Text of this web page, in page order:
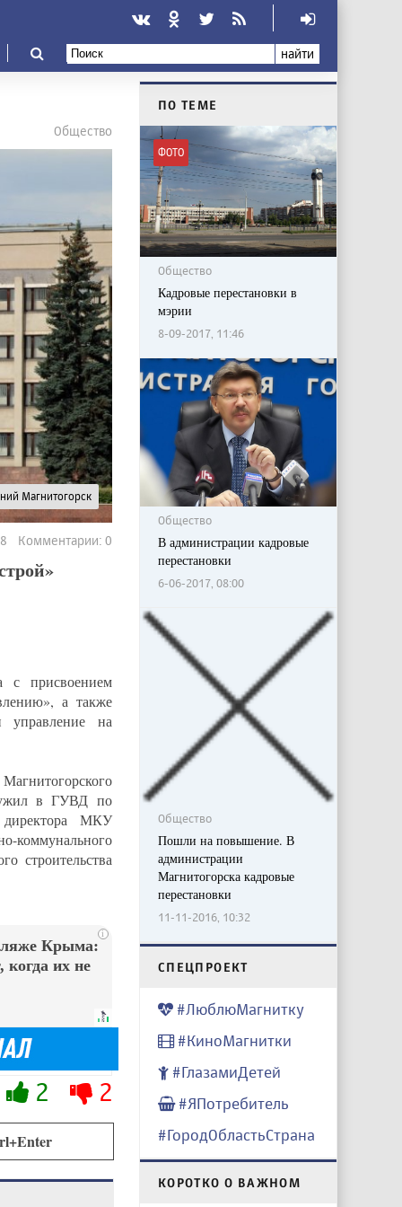
найти
Общество
Магнитогорск
Комментарии: 0
присвоением
а также
управление на
в ГУВД по
МКУ
коммунального
строительства
i
Крыма:
их не
2 2
ПО ТЕМЕ
ФОТО
Общество
Кадровые перестановки в
мэрии
8-09-2017, 11:46
Общество
В администрации кадровые
перестановки
6-06-2017, 08:00
Общество
Пошли на повышение. В
администрации
Магнитогорска кадровые
перестановки
11-11-2016, 10:32
CПЕЦПРОЕКТ
#ЛюблюМагнитку
#КиноМагнитки
#ГлазамиДетей
#ЯПотребитель
#ГородОбластьСтрана
КОРОТКО О ВАЖНОМ